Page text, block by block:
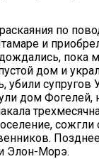
по
и
пока
дом и
супругов
дом Фогелей,
Элон-Морэ.